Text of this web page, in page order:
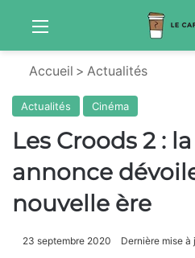
Menu
Accueil > Actualités
Actualités Cinéma
Les Croods 2 :
annonce
nouvelle ère
23 septembre 2020 Dernière mise à